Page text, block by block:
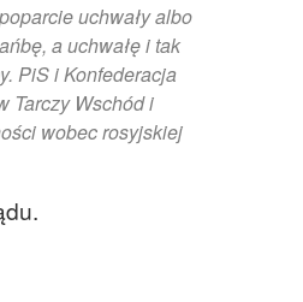
uchwały albo
a uchwałę i tak
PiS i Konfederacja
Tarczy Wschód i
wobec rosyjskiej